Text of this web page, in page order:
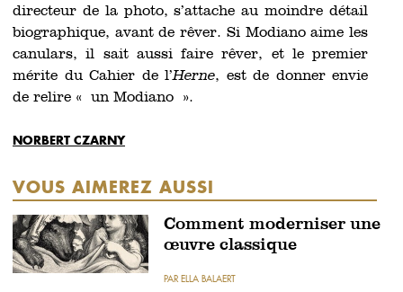
directeur de la photo, s’attache au moindre détail
biographique, avant de rêver. Si Modiano aime les
canulars, il sait aussi faire rêver, et le premier
mérite du Cahier de l’Herne, est de donner envie
de relire « un Modiano ».
NORBERT CZARNY
VOUS AIMEREZ AUSSI
Comment moderniser une
œuvre classique
PAR ELLA BALAERT